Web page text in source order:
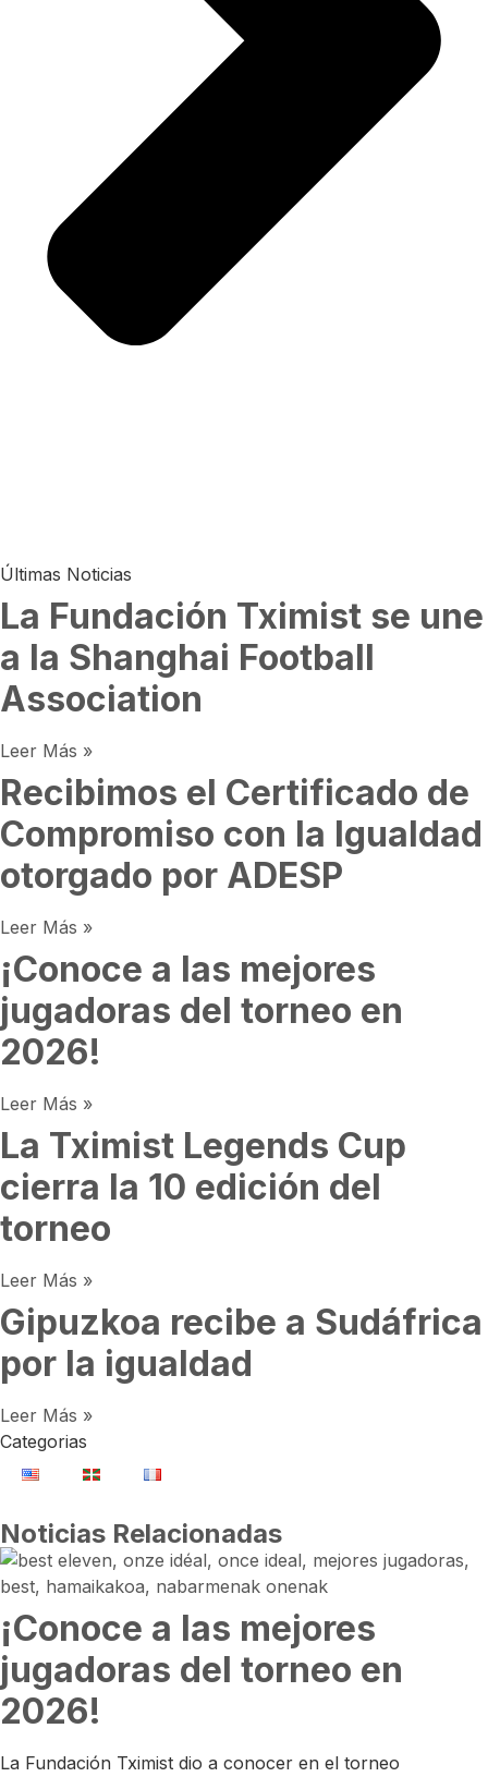
Últimas Noticias
La Fundación Tximist se une
a la Shanghai Football
Association
Leer Más »
Recibimos el Certificado de
Compromiso con la Igualdad
otorgado por ADESP
Leer Más »
¡Conoce a las mejores
jugadoras del torneo en
2026!
Leer Más »
La Tximist Legends Cup
cierra la 10 edición del
torneo
Leer Más »
Gipuzkoa recibe a Sudáfrica
por la igualdad
Leer Más »
Categorias
Noticias Relacionadas
¡Conoce a las mejores
jugadoras del torneo en
2026!
La Fundación Tximist dio a conocer en el torneo